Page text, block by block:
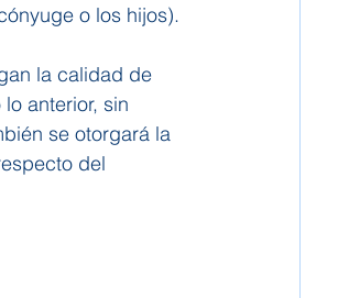
o los hijos).
la calidad de
anterior, sin
se otorgará la
del